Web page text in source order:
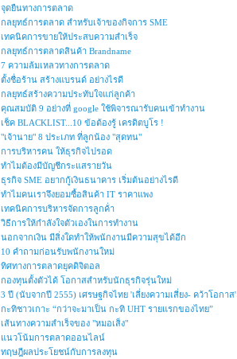
จุดยืนทางการตลาด
กลยุทธ์การตลาด สำหรับเจ้าของกิจการ SME
เทคนิคการขายให้ประสบความสำเร็จ
กลยุทธ์การตลาดสินค้า Brandname
7 ความล้มเหลวทางการตลาด
ตั้งชื่อร้าน สร้างแบรนด์ อย่างไรดี
กลยุทธ์สร้างความประทับใจแก่ลูกค้า
คุณสมบัติ 9 อย่างที่ google ใช้พิจารณารับคนเข้าทำงาน
เช็ค BLACKLIST...10 ข้อต้องรู้ เครดิตบูโร !
"เจ้านาย" 8 ประเภท ที่ลูกน้อง "สุดทน"
การบริหารคน ให้ธุรกิจไปรอด
ทำไมต้องมีบัญชีกระแสรายวัน
ธุรกิจ SME อยากกู้เงินธนาคาร เริ่มต้นอย่างไรดี
ทำไมคนเราจึงยอมซื้อสินค้า IT ราคาแพง
เทคนิคการบริหารจัดการลูกค้่า
วิธีการให้กำลังใจตัวเองในการทำงาน
นอกจากเงิน มีสิ่งใดทำให้พนักงานมีความสุขได้อีก
10 คำถามก่อนรับพนักงานใหม่
ทิศทางการตลาดยุคดิจิตอล
กองทุนตั้งตัวได้ โอกาสสำหรับนักธุรกิจรุ่นใหม่
3 ปี (นับจากปี 2555) เศรษฐกิจไทย 'เลี่ยงความเสี่ยง- คว้าโอกาส'
กะทิชาวเกาะ “กว่าจะมาเป็น กะทิ UHT รายแรกของไทย”
เส้นทางความสำเร็จของ "หมอเส็ง"
แนวโน้มการตลาดออนไลน์
ทฤษฎีผลประโยชน์กับการลงทุน